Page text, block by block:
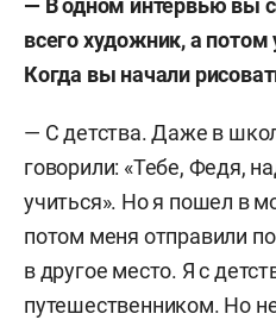
— В одном интервью вы
всего художник, а
Когда вы начали
— С детства. Даже в
говорили: «Тебе, Федя,
учиться». Но я пошел в
потом меня отправили
в другое место. Я с
путешественником. Но